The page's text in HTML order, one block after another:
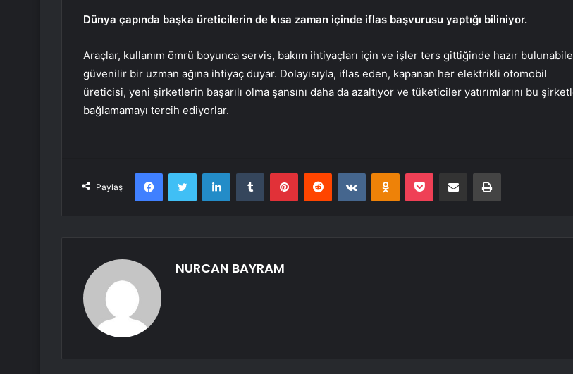
Dünya çapında başka üreticilerin de kısa zaman içinde iflas başvurusu yaptığı biliniyor.
Araçlar, kullanım ömrü boyunca servis, bakım ihtiyaçları için ve işler ters gittiğinde hazır
güvenilir bir uzman ağına ihtiyaç duyar. Dolayısıyla, iflas eden, kapanan her elektrikli otomobil
üreticisi, yeni şirketlerin başarılı olma şansını daha da azaltıyor ve tüketiciler yatırımlarını bu
bağlamamayı tercih ediyorlar.
Paylaş
FacebookTwitter LinkedInTumblr PinterestReddit VKontakteOdnoklassniki
Pocket E-Posta ile paylaş Yazdır
NURCAN BAYRAM